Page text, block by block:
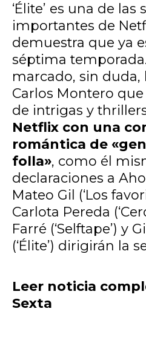
‘Élite’ es una de las
importantes de
demuestra que ya
séptima
marcado, sin duda,
Carlos Montero
de intrigas y
Netflix con una
romántica de
folla», como él
declaraciones a
Mateo Gil (‘Los
Carlota Pereda
Farré (‘Selftape’) y
(‘Élite’) dirigirán la
Leer noticia
Sexta